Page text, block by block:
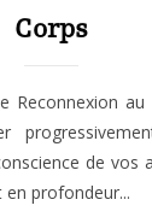
Corps
de vos
en profondeur...